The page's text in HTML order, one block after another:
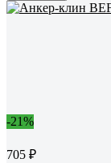
-21%
705 ₽